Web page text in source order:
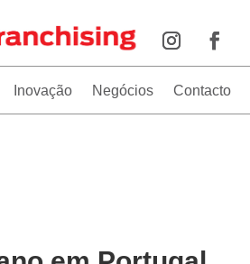
Inovação Negócios Contacto